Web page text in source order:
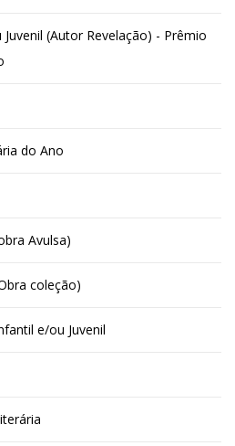
(Autor Revelação) - Prêmio
do Ano
Avulsa)
coleção)
e/ou Juvenil